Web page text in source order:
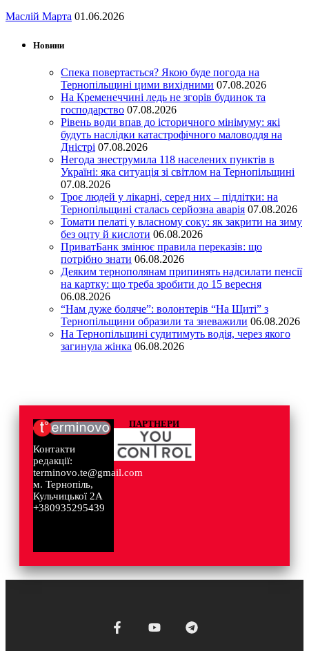
Маслій Марта 01.06.2026
Новини
Спека повертається? Якою буде погода на
Тернопільщині цими вихідними 07.08.2026
На Кременеччині ледь не згорів будинок та
господарство 07.08.2026
Рівень води впав до історичного мінімуму: які
будуть наслідки катастрофічного маловоддя на
Дністрі 07.08.2026
Негода знеструмила 118 населених пунктів в
Україні: яка ситуація зі світлом на Тернопільщині
07.08.2026
Троє людей у лікарні, серед них – підлітки: на
Тернопільщині сталась серйозна аварія 07.08.2026
Томати пелаті у власному соку: як закрити на зиму
без оцту й кислоти 06.08.2026
ПриватБанк змінює правила переказів: що
потрібно знати 06.08.2026
Деяким тернополянам припинять надсилати пенсії
на картку: що треба зробити до 15 вересня
06.08.2026
“Нам дуже боляче”: волонтерів “На Щиті” з
Тернопільщини образили та зневажили 06.08.2026
На Тернопільщині судитимуть водія, через якого
загинула жінка 06.08.2026
Контакти
редакції:
terminovo.te@gmail.com
м. Тернопіль,
Кульчицької 2А
+380935295439
ПАРТНЕРИ